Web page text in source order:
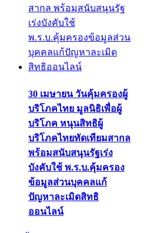
30 เมษายน วันคุ้มครองผู้
บริโภคไทย มูลนิธิเพื่อผู้
บริโภค หนุนสิทธิผู้
บริโภคไทยทัดเทียมสากล
พร้อมสนับสนุนรัฐเร่ง
บังคับใช้ พ.ร.บ.คุ้มครอง
ข้อมูลส่วนบุคคลแก้
ปัญหาละเมิดสิทธิ
ออนไลน์